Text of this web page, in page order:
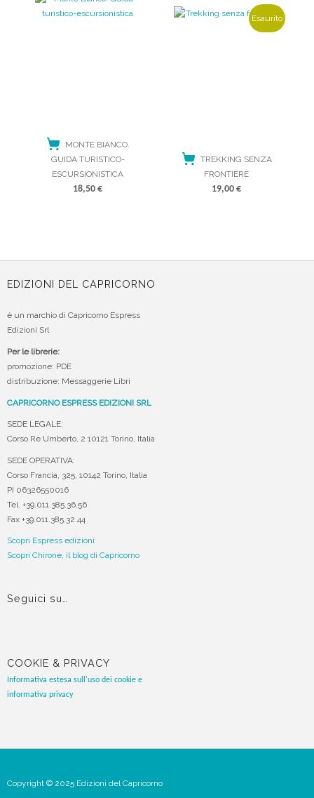
MONTE BIANCO.
GUIDA TURISTICO-
ESCURSIONISTICA
18,50 €
Esaurito
TREKKING SENZA
FRONTIERE
19,00 €
EDIZIONI DEL CAPRICORNO
è un marchio di Capricorno Espress
Edizioni Srl
Per le librerie:
promozione: PDE
distribuzione: Messaggerie Libri
CAPRICORNO ESPRESS EDIZIONI SRL
SEDE LEGALE:
Corso Re Umberto, 2 10121 Torino, Italia
SEDE OPERATIVA:
Corso Francia, 325, 10142 Torino, Italia
PI 06326550016
Tel. +39.011.385.36.56
Fax +39.011.385.32.44
Scopri Espress edizioni
Scopri Chirone, il blog di Capricorno
Seguici su…
COOKIE & PRIVACY
Informativa estesa sull'uso dei cookie e
informativa privacy
Copyright © 2025 Edizioni del Capricorno